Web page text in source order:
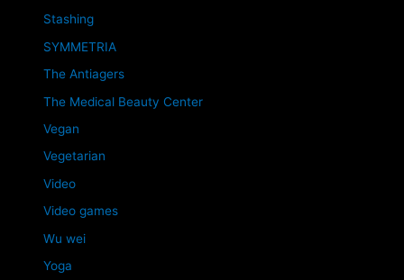
Stashing
SYMMETRIA
The Antiagers
The Medical Beauty Center
Vegan
Vegetarian
Video
Video games
Wu wei
Yoga